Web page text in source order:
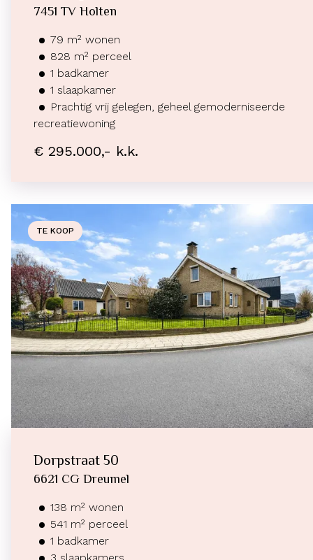
7451 TV Holten
79 m² wonen
828 m² perceel
1 badkamer
1 slaapkamer
Prachtig vrij gelegen, geheel gemoderniseerde
recreatiewoning
€ 295.000,- k.k.
TE KOOP
Dorpstraat 50
6621 CG Dreumel
138 m² wonen
541 m² perceel
1 badkamer